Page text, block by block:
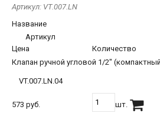
Артикул: VT.007.LN
Название
Артикул
Цена
Количество
Клапан ручной угловой 1/2"
VT.007.LN.04
573 руб. шт.